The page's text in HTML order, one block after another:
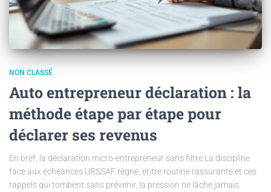
NON CLASSÉ
Auto entrepreneur déclaration : la
méthode étape par étape pour
déclarer ses revenus
En bref, la déclaration micro-entrepreneur sans filtre La discipline
face aux échéances URSSAF règne, entre routine rassurante et ces
rappels qui tombent sans prévenir, la pression ne lâche jamais